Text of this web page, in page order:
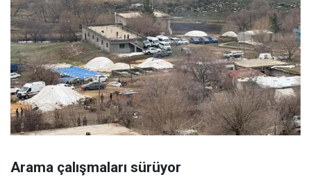
Arama çalışmaları sürüyor